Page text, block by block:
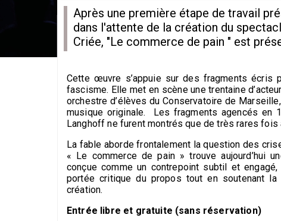
Après une première étape de travail
dans l'attente de la création du
Criée, "Le commerce de pain " est
Cette œuvre s’appuie sur des fragments écris
fascisme. Elle met en scène une trentaine
orchestre d’élèves du Conservatoire de
musique originale. Les fragments agencés en
Langhoff ne furent montrés que de très rares fois
La fable aborde frontalement la question des
« Le commerce de pain » trouve aujourd’hui
conçue comme un contrepoint subtil et
portée critique du propos tout en soutenant
création.
Entrée libre et gratuite (sans réservation)